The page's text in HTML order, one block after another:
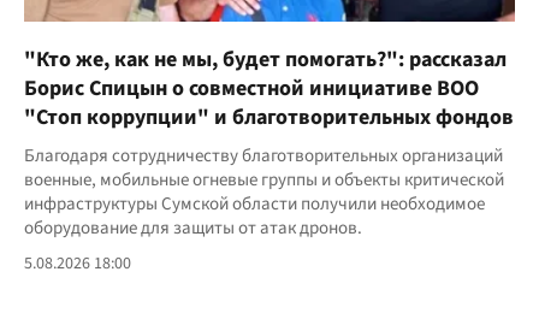
"Кто же, как не мы, будет помогать?": рассказал
Борис Спицын о совместной инициативе ВОО
"Стоп коррупции" и благотворительных фондов
Благодаря сотрудничеству благотворительных организаций
военные, мобильные огневые группы и объекты критической
инфраструктуры Сумской области получили необходимое
оборудование для защиты от атак дронов.
5.08.2026 18:00